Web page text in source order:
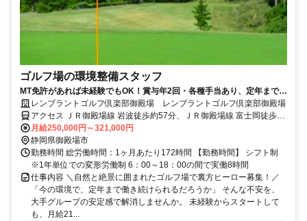
ゴルフ場の環境整備スタッフ
MT免許があれば未経験でもOK！賞与年2回・各種手当あり、定年まで安
定勤務
レンブラントゴルフ倶楽部御殿場 レンブラントゴルフ倶楽部御殿場
アクセス ＪＲ御殿場線 岩波徒歩約57分、ＪＲ御殿場線 富士岡徒歩約
78分、ＪＲ御殿場線 南御殿場徒歩約109分 ＜お車でお越しの場合＞
東名高速道路「裾野IC」より約10分／「御殿場IC」より約20分／駒
門スマートICより車で約10分 https://www.rembrandt-golf.jp/access/
月給250,000円～321,000円
静岡県御殿場市
勤務時間 総労働時間：1ヶ月あたり172時間 【勤務時間】 シフト制
※1年単位での変形労働制 6：00～18：00の間で実働8時間
仕事内容 ＼自然と絶景に囲まれたゴルフ場で裏方ヒーロー募集！／
「今の環境で、定年まで働き続けられるだろうか」 そんな不安を、
大手グループの安定感で解消しませんか。 未経験からスタートして
も、月給21...